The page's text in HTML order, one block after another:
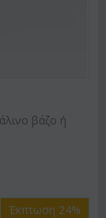
βάζο ή
Έκπτωση 24%